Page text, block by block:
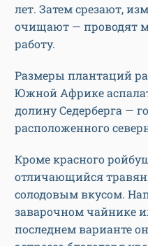
лет. Затем срезают,
очищают — проводят
работу.
Размеры плантаций
Южной Африке
долину Седерберга —
расположенного
Кроме красного
отличающийся
солодовым вкусом.
заварочном чайнике
последнем варианте